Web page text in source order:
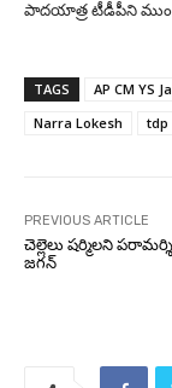
పాదయాత్ర టీడీపీని
TAGS AP CM YS
Narra Lokesh
tdp
PREVIOUS ARTICLE
చెల్లెలు షర్మిలని
జగన్